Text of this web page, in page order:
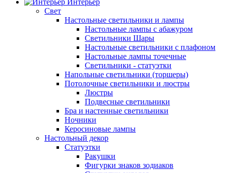
Интерьер
Свет
Настольные светильники и лампы
Настольные лампы с абажуром
Светильники Шары
Настольные светильники с плафоном
Настольные лампы точечные
Светильники - статуэтки
Напольные светильники (торшеры)
Потолочные светильники и люстры
Люстры
Подвесные светильники
Бра и настенные светильники
Ночники
Керосиновые лампы
Настольный декор
Статуэтки
Ракушки
Фигурки знаков зодиаков